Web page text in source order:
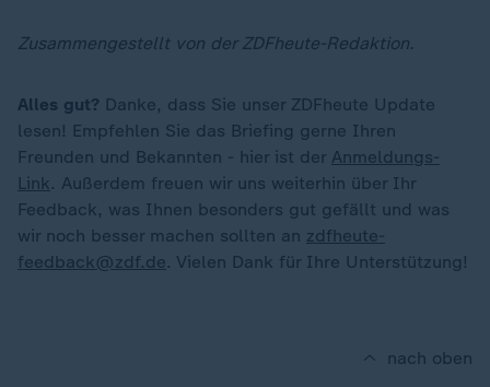
Zusammengestellt von der ZDFheute-Redaktion.
Alles gut? Danke, dass Sie unser ZDFheute Update
lesen! Empfehlen Sie das Briefing gerne Ihren
Freunden und Bekannten - hier ist der Anmeldungs-
Link. Außerdem freuen wir uns weiterhin über Ihr
Feedback, was Ihnen besonders gut gefällt und was
wir noch besser machen sollten an zdfheute-
feedback@zdf.de. Vielen Dank für Ihre Unterstützung!
nach oben